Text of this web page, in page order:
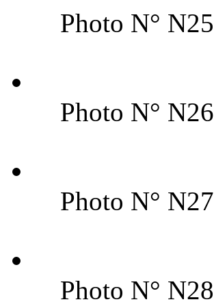
Photo N° N25
Photo N° N26
Photo N° N27
Photo N° N28